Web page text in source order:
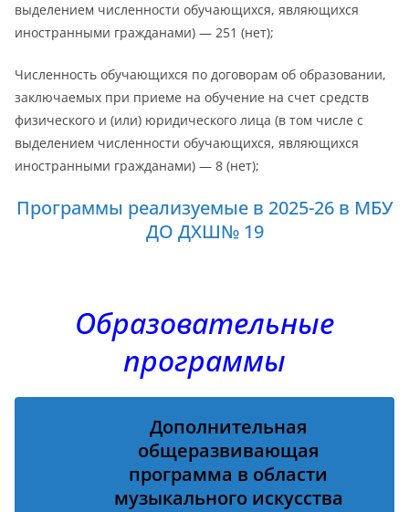
выделением численности обучающихся, являющихся
иностранными гражданами) — 251 (нет);
Численность обучающихся по договорам об образовании,
заключаемых при приеме на обучение на счет средств
физического и (или) юридического лица (в том числе с
выделением численности обучающихся, являющихся
иностранными гражданами) — 8 (нет);
Программы реализуемые в 2025-26 в МБУ
ДО ДХШ№ 19
Образовательные
программы
Дополнительная
общеразвивающая
программа в области
музыкального искусства